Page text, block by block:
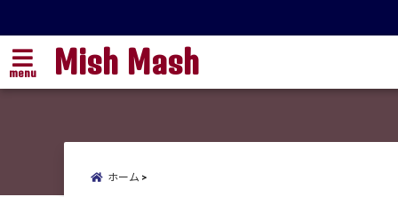
menu Mish Mash
ホーム